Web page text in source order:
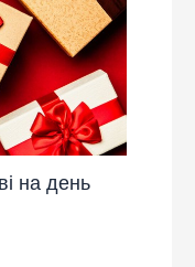
на день